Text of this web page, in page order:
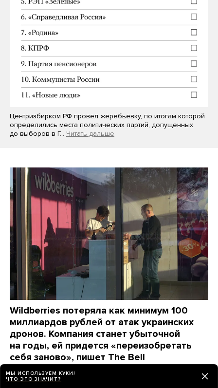
Центризбирком РФ провел жеребьевку, по итогам которой
определились места политических партий, допущенных
до выборов в Г… Читать дальше
Wildberries потеряла как минимум 100
миллиардов рублей от атак украинских
дронов. Компания станет убыточной
на годы, ей придется «переизобретать
себя заново», пишет The Bell
НОВОСТИ день назад
МЫ ИСПОЛЬЗУЕМ КУКИ!
ЧТО ЭТО ЗНАЧИТ?